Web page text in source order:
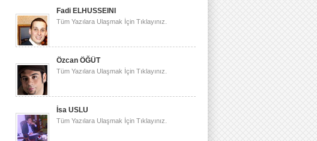
Fadi ELHUSSEINI
Tüm Yazılara Ulaşmak İçin Tıklayınız.
Özcan ÖĞÜT
Tüm Yazılara Ulaşmak İçin Tıklayınız.
İsa USLU
Tüm Yazılara Ulaşmak İçin Tıklayınız.